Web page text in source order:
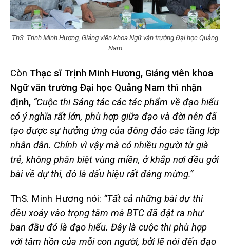
ThS. Trịnh Minh Hương, Giảng viên khoa Ngữ văn trường Đại học Quảng
Nam
Còn Thạc sĩ Trịnh Minh Hương, Giảng viên khoa
Ngữ văn trường Đại học Quảng Nam thì nhận
định, “Cuộc thi Sáng tác các tác phẩm về đạo hiếu
có ý nghĩa rất lớn, phù hợp giữa đạo và đời nên đã
tạo được sự hưởng ứng của đông đảo các tầng lớp
nhân dân. Chính vì vậy mà có nhiều người từ già
trẻ, không phân biệt vùng miền, ở khắp nơi đều gởi
bài về dự thi, đó là dấu hiệu rất đáng mừng.”
ThS. Minh Hương nói: “Tất cả những bài dự thi
đều xoáy vào trọng tâm mà BTC đã đặt ra như
ban đầu đó là đạo hiếu. Đây là cuộc thi phù hợp
với tâm hồn của mỗi con người, bởi lẽ nói đến đạo